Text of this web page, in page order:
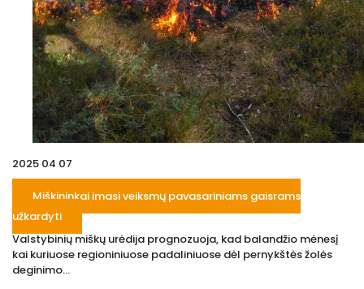
2025 04 07
Miškininkai imasi veiksmų pavasariniams gaisrams
užkardyti
Valstybinių miškų urėdija prognozuoja, kad balandžio mėnesį
kai kuriuose regioniniuose padaliniuose dėl pernykštės žolės
deginimo...